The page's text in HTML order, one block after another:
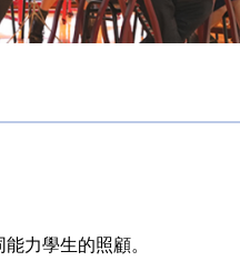
力學生的照顧。